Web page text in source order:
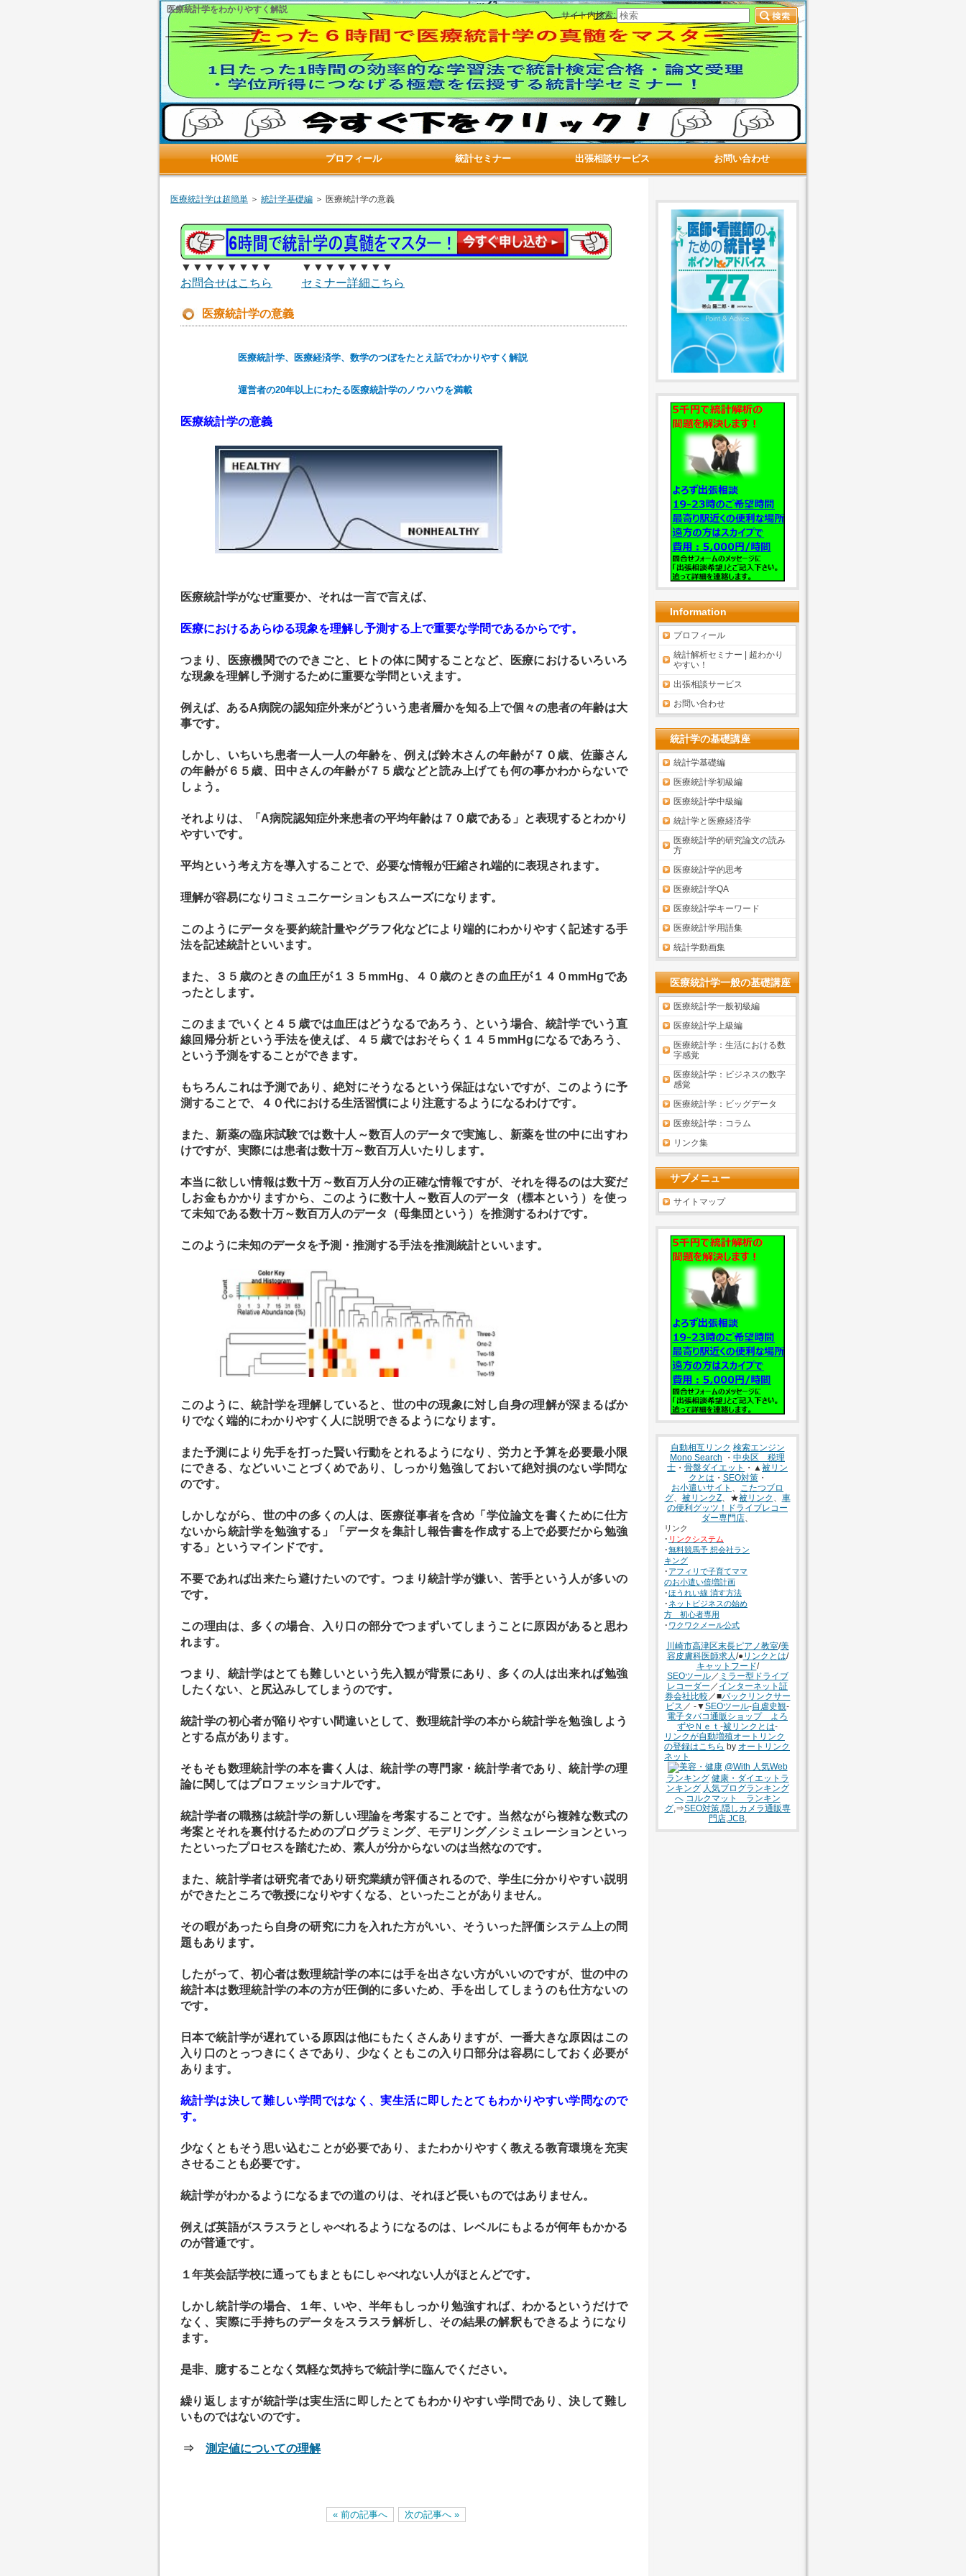
医療統計学をわかりやすく解説
医療統計学は超簡単 ＞ 統計学基礎編 ＞ 医療統計学の意義
▼▼▼▼▼▼▼▼ ▼▼▼▼▼▼▼▼
お問合せはこちら
セミナー詳細こちら
医療統計学の意義
医療統計学、医療経済学、数学のつぼをたとえ話でわかりやすく解説
運営者の20年以上にわたる医療統計学のノウハウを満載
医療統計学の意義
医療統計学がなぜ重要か、それは一言で言えば、
医療におけるあらゆる現象を理解し予測する上で重要な学問であるからです。
つまり、医療機関でのできごと、ヒトの体に関することなど、医療におけるいろいろ
な現象を理解し予測するために重要な学問といえます。
例えば、あるA病院の認知症外来がどういう患者層かを知る上で個々の患者の年齢は大
事です。
しかし、いちいち患者一人一人の年齢を、例えば鈴木さんの年齢が７０歳、佐藤さん
の年齢が６５歳、田中さんの年齢が７５歳などと読み上げても何の事かわからないで
しょう。
それよりは、「A病院認知症外来患者の平均年齢は７０歳である」と表現するとわかり
やすいです。
平均という考え方を導入することで、必要な情報が圧縮され端的に表現されます。
理解が容易になりコミュニケーションもスムーズになります。
このようにデータを要約統計量やグラフ化などにより端的にわかりやすく記述する手
法を記述統計といいます。
また、３５歳のときの血圧が１３５mmHg、４０歳のときの血圧が１４０mmHgであ
ったとします。
このままでいくと４５歳では血圧はどうなるであろう、という場合、統計学でいう直
線回帰分析という手法を使えば、４５歳ではおそらく１４５mmHgになるであろう、
という予測をすることができます。
もちろんこれは予測であり、絶対にそうなるという保証はないですが、このように予
測することで、４０代における生活習慣により注意するようになるわけです。
また、新薬の臨床試験では数十人～数百人のデータで実施し、新薬を世の中に出すわ
けですが、実際には患者は数十万～数百万人いたりします。
本当に欲しい情報は数十万～数百万人分の正確な情報ですが、それを得るのは大変だ
しお金もかかりますから、このように数十人～数百人のデータ（標本という）を使っ
て未知である数十万～数百万人のデータ（母集団という）を推測するわけです。
このように未知のデータを予測・推測する手法を推測統計といいます。
このように、統計学を理解していると、世の中の現象に対し自身の理解が深まるばか
りでなく端的にわかりやすく人に説明できるようになります。
また予測により先手を打った賢い行動をとれるようになり、労力と予算を必要最小限
にできる、などいいことづくめであり、しっかり勉強しておいて絶対損のない学問な
のです。
しかしながら、世の中の多くの人は、医療従事者を含め「学位論文を書くために仕方
ないから統計学を勉強する」「データを集計し報告書を作成する上で必要だから勉強
する」というマインドです。
不要であれば出来たら避けたいのです。つまり統計学が嫌い、苦手という人が多いの
です。
この理由は、多くの場合、入り口の部分でつまずいてしまうことに原因があると思わ
れます。
つまり、統計学はとても難しいという先入観が背景にあり、多くの人は出来れば勉強
したくない、と尻込みしてしまうのです。
統計学の初心者が陥りやすい間違いとして、数理統計学の本から統計学を勉強しよう
とする点があります。
そもそも数理統計学の本を書く人は、統計学の専門家・統計学者であり、統計学の理
論に関してはプロフェッショナルです。
統計学者の職務は統計学の新しい理論を考案することです。当然ながら複雑な数式の
考案とそれを裏付けるためのプログラミング、モデリング／シミュレーションといっ
たといったプロセスを踏むため、素人が分からないのは当然なのです。
また、統計学者は研究者であり研究業績が評価されるので、学生に分かりやすい説明
ができたところで教授になりやすくなる、といったことがありません。
その暇があったら自身の研究に力を入れた方がいい、そういった評価システム上の問
題もあります。
したがって、初心者は数理統計学の本には手を出さない方がいいのですが、世の中の
統計本は数理統計学の本の方が圧倒的に多いため、手を出してしまうのも仕方ないの
です。
日本で統計学が遅れている原因は他にもたくさんありますが、一番大きな原因はこの
入り口のとっつきにくさであり、少なくともこの入り口部分は容易にしておく必要が
あります。
統計学は決して難しい学問ではなく、実生活に即したとてもわかりやすい学問なので
す。
少なくともそう思い込むことが必要であり、またわかりやすく教える教育環境を充実
させることも必要です。
統計学がわかるようになるまでの道のりは、それほど長いものではありません。
例えば英語がスラスラとしゃべれるようになるのは、レベルにもよるが何年もかかる
のが普通です。
１年英会話学校に通ってもまともにしゃべれない人がほとんどです。
しかし統計学の場合、１年、いや、半年もしっかり勉強すれば、わかるというだけで
なく、実際に手持ちのデータをスラスラ解析し、その結果の解釈もできるようになり
ます。
是非、臆することなく気軽な気持ちで統計学に臨んでください。
繰り返しますが統計学は実生活に即したとてもわかりやすい学問であり、決して難し
いものではないのです。
⇒測定値についての理解
« 前の記事へ 次の記事へ »
Information
プロフィール
統計解析セミナー | 超わかり
やすい！
出張相談サービス
お問い合わせ
統計学の基礎講座
統計学基礎編
医療統計学初級編
医療統計学中級編
統計学と医療経済学
医療統計学的研究論文の読み
方
医療統計学的思考
医療統計学QA
医療統計学キーワード
医療統計学用語集
統計学動画集
医療統計学一般の基礎講座
医療統計学一般初級編
医療統計学上級編
医療統計学：生活における数
字感覚
医療統計学：ビジネスの数字
感覚
医療統計学：ビッグデータ
医療統計学：コラム
リンク集
サブメニュー
サイトマップ
自動相互リンク 検索エンジン
Mono Search ・ 中央区 税理
士 ・ 骨盤ダイエット ・▲被リン
クとは ・ SEO対策・
お小遣いサイト 、 こたつブロ
グ、 被リンクZ、★被リンク 、 車
の便利グッツ！ドライブレコー
ダー専門店、
リンク
･ リンクシステム
･無料競馬予 想会社ラン
キング
･ アフィリで子育てママ
のお小遣い倍増計画
･ほうれい線 消す方法
･ネットビジネスの始め
方 初心者専用
･ ワクワクメール公式
川崎市高津区末長ピアノ教室/美
容皮膚科医師求人/●リンクとは/
キャットフード/
SEOツール／ ミラー型ドライブ
レコーダー ／ インターネット証
券会社比較 ／■バックリンクサー
ビス ／ -▼SEOツール-自虐史観-
電子タバコ通販ショップ よろ
ずやＮｅｔ -被リンクとは-
リンクが自動増殖オートリンク
の登録はこちら by オートリンク
ネット
@With 人気Web
ランキング 健康・ダイエットラ
ンキング 人気ブログランキング
へ コルクマット ランキン
グ,⇒SEO対策,隠しカメラ通販専
門店,JCB,
HOME プロフィール 統計セミナー 出張相談サービス お問い合わせ
サイト内検索: